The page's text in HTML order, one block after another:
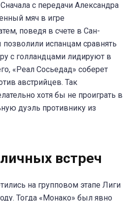
с передачи Александра
мяч в игре
поведя в счете в Сан-
испанцам сравнять
с голландцами лидируют в
«Реал Сосьедад» соберет
австрийцев. Так
хотя бы не проиграть в
дуэль противнику из
встреч
на групповом этапе Лиги
Тогда «Монако» был явно